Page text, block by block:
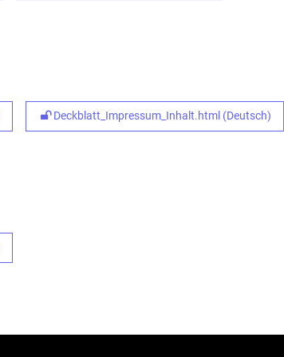
Deckblatt_Impressum_Inhalt.html (Deutsch)